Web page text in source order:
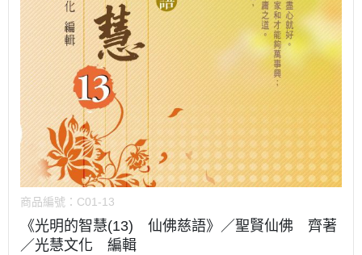
商品編號： C01-13
《光明的智慧(13) 仙佛慈語》／聖賢仙佛 齊著
／光慧文化 編輯